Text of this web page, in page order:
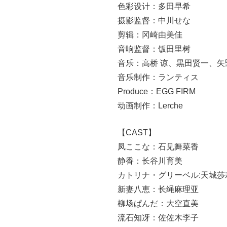
色彩设计：多田早希
摄影监督：中川せな
剪辑：冈崎由美佳
音响监督：饭田里树
音乐：高桥 谅、黒田贤一、矢
音乐制作：ランティス
Produce：EGG FIRM
动画制作：Lerche
【CAST】
凤ここな：石见舞菜香
静香：长谷川育美
カトリナ・グリーベル:天城莎
新妻八恵：长绳麻理亚
柳场ぱんだ：大空直美
流石知冴：佐佐木李子